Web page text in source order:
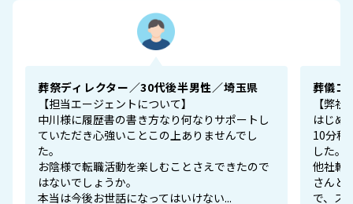
葬祭ディレクター／30代後半男性／埼玉県
【担当エージェントについて】
中川様に履歴書の書き方なり何なりサポートし
ていただき心強いことこの上ありませんでし
た。
お陰様で転職活動を楽しむことさえできたので
はないでしょうか。
本当は今後お世話になってはいけない...
葬儀コ
【弊
はじめ
10分程
した。
他社転
さんと
で、ス